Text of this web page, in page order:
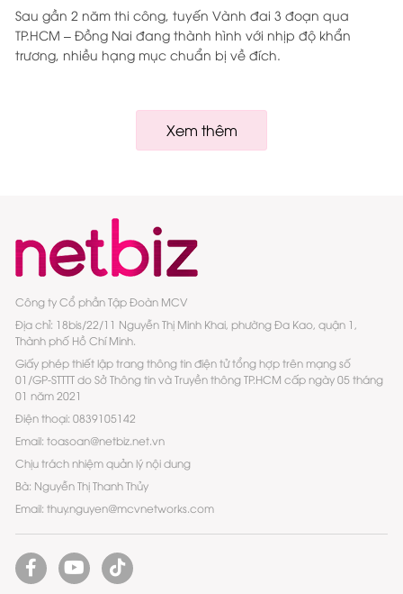
Sau gần 2 năm thi công, tuyến Vành đai 3 đoạn qua
TP.HCM – Đồng Nai đang thành hình với nhịp độ khẩn
trương, nhiều hạng mục chuẩn bị về đích.
Xem thêm
Công ty Cổ phần Tập Đoàn MCV
Địa chỉ: 18bis/22/11 Nguyễn Thị Minh Khai, phường Đa Kao, quận 1,
Thành phố Hồ Chí Minh.
Giấy phép thiết lập trang thông tin điện tử tổng hợp trên mạng số
01/GP-STTTT do Sở Thông tin và Truyền thông TP.HCM cấp ngày 05 tháng
01 năm 2021
Điện thoại: 0839105142
Email: toasoan@netbiz.net.vn
Chịu trách nhiệm quản lý nội dung
Bà: Nguyễn Thị Thanh Thủy
Email: thuy.nguyen@mcvnetworks.com